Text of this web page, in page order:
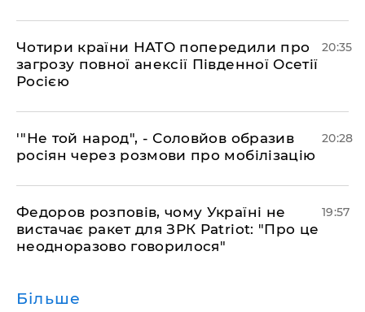
​Чотири країни НАТО попередили про
загрозу повної анексії Південної Осетії
Росією
20:35
​'"Не той народ", - Соловйов образив
росіян через розмови про мобілізацію
20:28
​Федоров розповів, чому Україні не
вистачає ракет для ЗРК Patriot: "Про це
неодноразово говорилося"
19:57
Більше